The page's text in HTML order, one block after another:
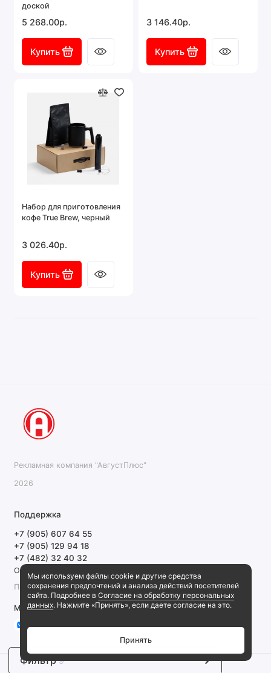
Фильтр 9
доской
5 268.00р.
Купить
3 146.40р.
Купить
Набор для приготовления
кофе True Brew, черный
3 026.40р.
Купить
Мы используем файлы cookie и другие средства
сохранения предпочтений и анализа действий посетителей
сайта. Подробнее в Согласие на обработку персональных
данных. Нажмите «Принять», если даете согласие на это.
Принять
Рекламная компания "АвгустПлюс"
2026
Поддержка
+7 (905) 607 64 55
+7 (905) 129 94 18
+7 (482) 32 40 32
Обратный звонок
ПН-ПТ 9:00-18:00 СБ, ВС выходной
Мы в сети